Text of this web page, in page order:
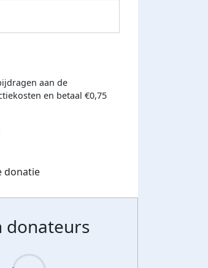
aan de
en betaal €0,75
donateurs